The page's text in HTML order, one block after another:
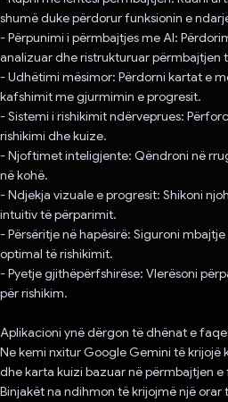
shumë duke përdorur funksionin e
- Përpunimi i përmbajtjes me AI:
analizuar dhe ristrukturuar përmbajtjen
- Udhëtimi mësimor: Përdorni kartat e
kafshimit me gjurmimin e progresit.
- Sistemi i rishikimit ndërveprues:
rishikimi dhe kuize.
- Njoftimet inteligjente: Qëndroni në
në kohë.
- Ndjekja vizuale e progresit: Shikoni
intuitiv të përparimit.
- Përsëritje në hapësirë: Siguroni
optimal të rishikimit.
- Pyetje gjithëpërfshirëse: Vlerësoni
për rishikim.
Aplikacioni ynë dërgon të dhënat e
Ne kemi nxitur Google Gemini të krijojë
dhe karta kuizi bazuar në përmbajtjen e
Binjakët na ndihmon të krijojmë një